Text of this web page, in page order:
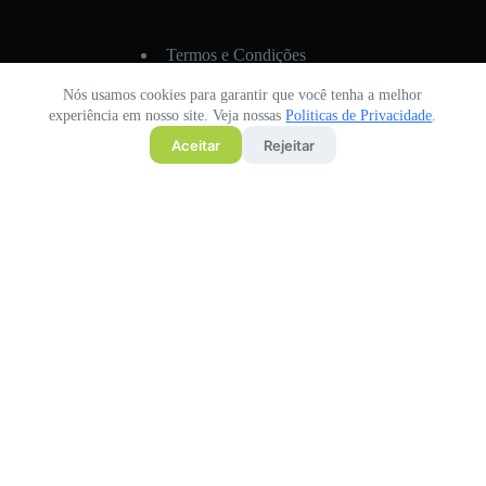
Nós usamos cookies para garantir que você tenha a melhor
experiência em nosso site. Veja nossasPoliticas de Privacidade.
Aceitar Rejeitar
Termos e Condições